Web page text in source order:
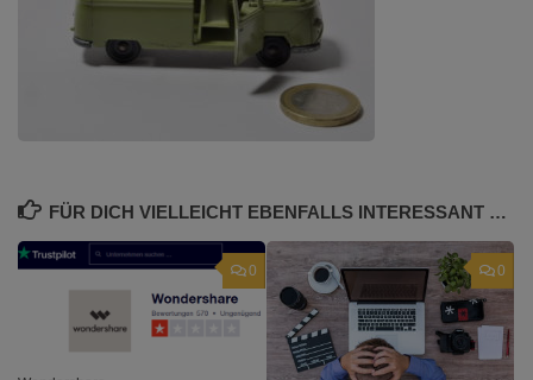
FÜR DICH VIELLEICHT EBENFALLS INTERESSANT …
0 0